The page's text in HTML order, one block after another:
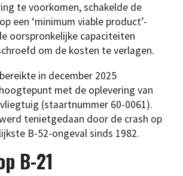
te voorkomen, schakelde de
een ‘minimum viable product’-
oorspronkelijke capaciteiten
om de kosten te verlagen.
in december 2025
met de oplevering van
(staartnummer 60-0061).
tenietgedaan door de crash op
B-52-ongeval sinds 1982.
B-21